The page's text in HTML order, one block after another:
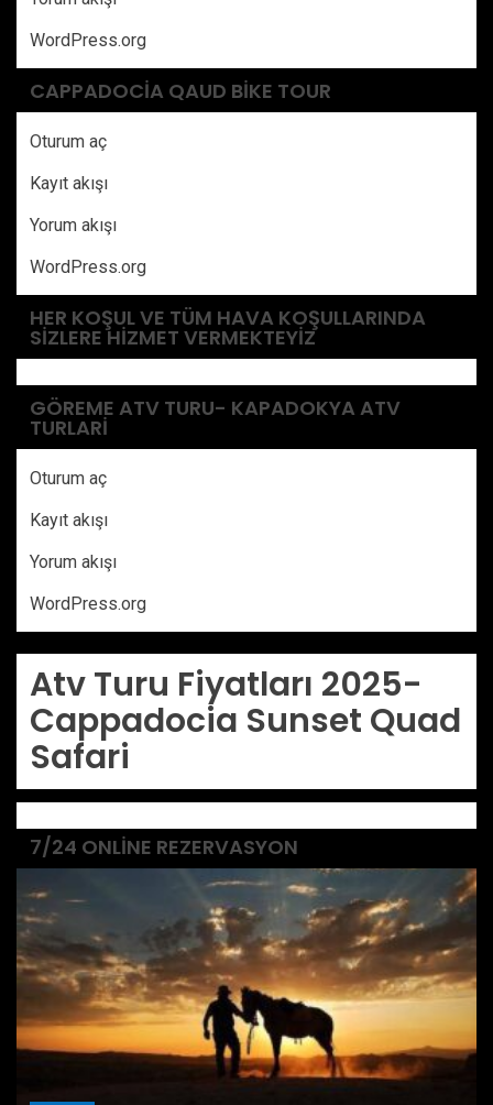
WordPress.org
CAPPADOCIA QAUD BIKE TOUR
Oturum aç
Kayıt akışı
Yorum akışı
WordPress.org
HER KOŞUL VE TÜM HAVA KOŞULLARINDA
SIZLERE HIZMET VERMEKTEYIZ
GÖREME ATV TURU- KAPADOKYA ATV
TURLARI
Oturum aç
Kayıt akışı
Yorum akışı
WordPress.org
Atv Turu Fiyatları 2025-
Cappadocia Sunset Quad
Safari
7/24 ONLINE REZERVASYON